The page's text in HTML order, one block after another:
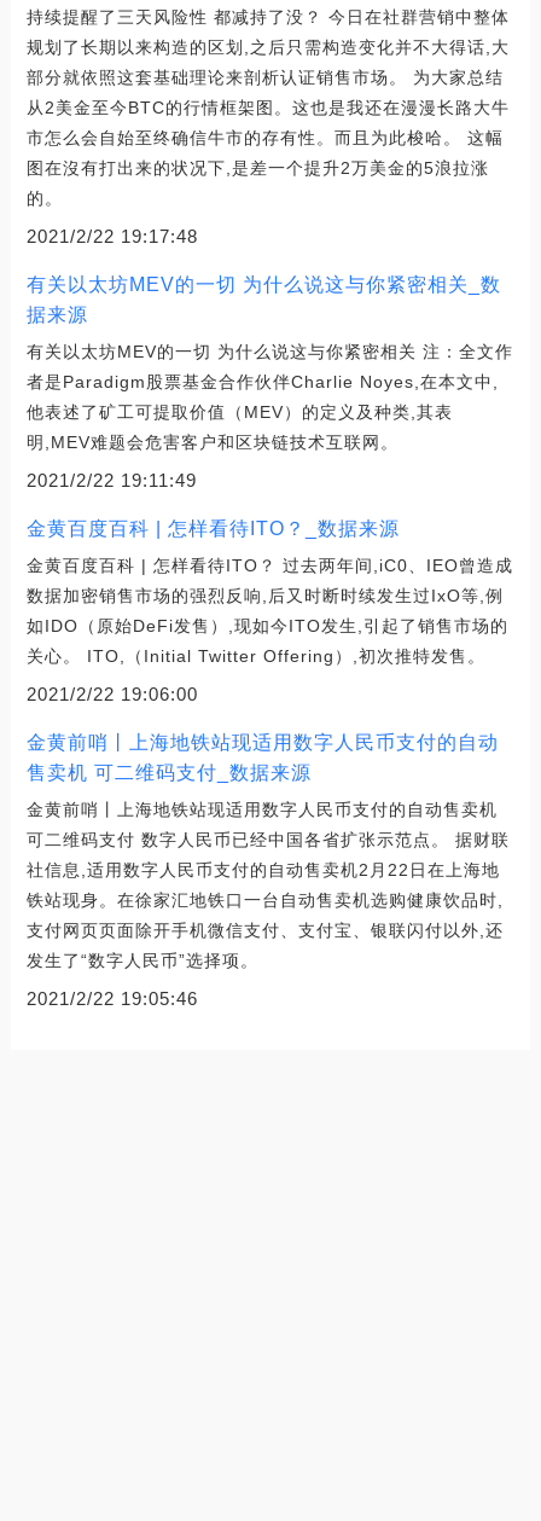
持续提醒了三天风险性 都减持了没？ 今日在社群营销中整体
规划了长期以来构造的区划,之后只需构造变化并不大得话,大
部分就依照这套基础理论来剖析认证销售市场。 为大家总结
从2美金至今BTC的行情框架图。这也是我还在漫漫长路大牛
市怎么会自始至终确信牛市的存有性。而且为此梭哈。 这幅
图在沒有打出来的状况下,是差一个提升2万美金的5浪拉涨
的。
2021/2/22 19:17:48
有关以太坊MEV的一切 为什么说这与你紧密相关_数
据来源
有关以太坊MEV的一切 为什么说这与你紧密相关 注：全文作
者是Paradigm股票基金合作伙伴Charlie Noyes,在本文中,
他表述了矿工可提取价值（MEV）的定义及种类,其表
明,MEV难题会危害客户和区块链技术互联网。
2021/2/22 19:11:49
金黄百度百科 | 怎样看待ITO？_数据来源
金黄百度百科 | 怎样看待ITO？ 过去两年间,iC0、IEO曾造成
数据加密销售市场的强烈反响,后又时断时续发生过IxO等,例
如IDO（原始DeFi发售）,现如今ITO发生,引起了销售市场的
关心。 ITO,（Initial Twitter Offering）,初次推特发售。
2021/2/22 19:06:00
金黄前哨丨上海地铁站现适用数字人民币支付的自动
售卖机 可二维码支付_数据来源
金黄前哨丨上海地铁站现适用数字人民币支付的自动售卖机
可二维码支付 数字人民币已经中国各省扩张示范点。 据财联
社信息,适用数字人民币支付的自动售卖机2月22日在上海地
铁站现身。在徐家汇地铁口一台自动售卖机选购健康饮品时,
支付网页页面除开手机微信支付、支付宝、银联闪付以外,还
发生了“数字人民币”选择项。
2021/2/22 19:05:46